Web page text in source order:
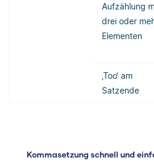
Aufzählung
drei oder
Elementen
‚Too‘ am
Satzende
Kommasetzung schnell und